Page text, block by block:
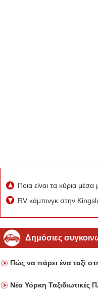
Ποια είναι τα κύρια
RV κάμπινγκ στην
Δημόσιες
Πώς να πάρει ένα ταξί
Νέα Υόρκη Ταξιδιωτικές